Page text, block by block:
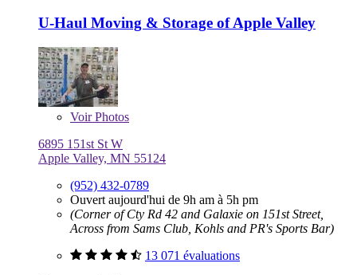
U-Haul Moving & Storage of Apple Valley
VoirPhotos
6895 151st St W
Apple Valley, MN 55124
(952) 432-0789
Ouvert aujourd'hui de 9h am à 5h pm
(Corner of Cty Rd 42 and Galaxie on 151st Street,
Across from Sams Club, Kohls and PR's Sports Bar)
13 071 évaluations